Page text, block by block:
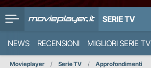
SERIE TV
NEWS RECENSIONI MIGLIORI SERIE TV
Movieplayer Serie TV Approfondimenti